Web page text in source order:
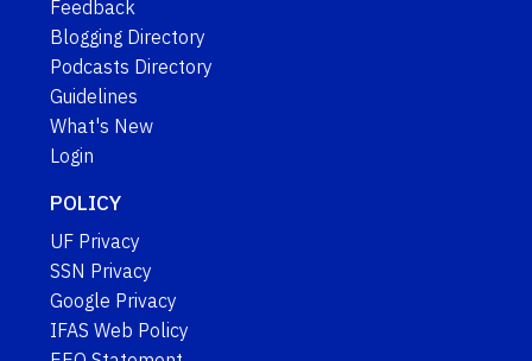
Feedback
Blogging Directory
Podcasts Directory
Guidelines
What's New
Login
POLICY
UF Privacy
SSN Privacy
Google Privacy
IFAS Web Policy